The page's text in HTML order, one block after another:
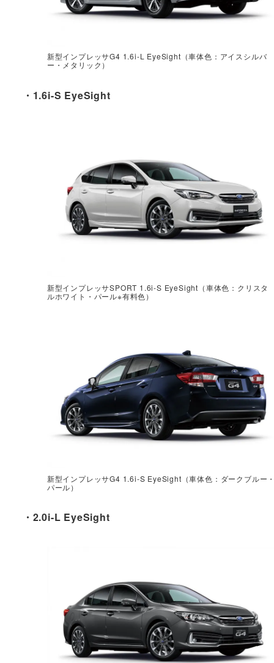
新型インプレッサG4 1.6i-L EyeSight（車体色：アイスシルバ
ー・メタリック）
・1.6i-S EyeSight
新型インプレッサSPORT 1.6i-S EyeSight（車体色：クリスタ
ルホワイト・パール※有料色）
新型インプレッサG4 1.6i-S EyeSight（車体色：ダークブルー
パール）
・2.0i-L EyeSight